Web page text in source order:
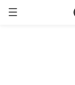
Nur +